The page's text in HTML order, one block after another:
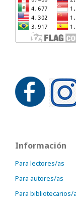
Información
Para lectores/as
Para autores/as
Para bibliotecarios/